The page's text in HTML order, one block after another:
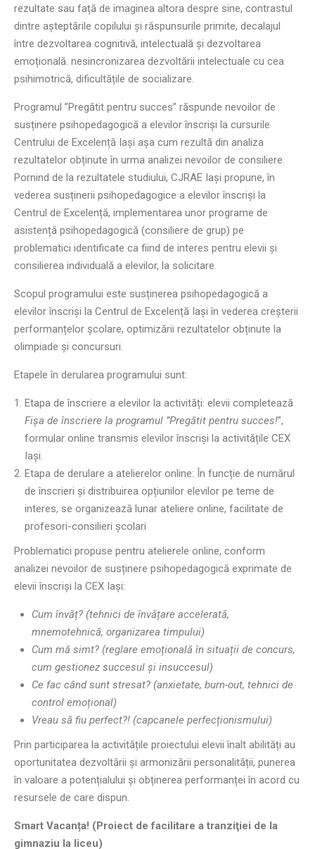
rezultate sau față de imaginea altora despre sine, contrastul
dintre așteptările copilului și răspunsurile primite, decalajul
între dezvoltarea cognitivă, intelectuală și dezvoltarea
emoțională. nesincronizarea dezvoltării intelectuale cu cea
psihimotrică, dificultățile de socializare.
Programul ”Pregătit pentru succes” răspunde nevoilor de
susținere psihopedagogică a elevilor înscriși la cursurile
Centrului de Excelență Iași așa cum rezultă din analiza
rezultatelor obținute în urma analizei nevoilor de consiliere.
Pornind de la rezultatele studiului, CJRAE Iași propune, în
vederea susținerii psihopedagogice a elevilor înscriși la
Centrul de Excelență, implementarea unor programe de
asistență psihopedagogică (consiliere de grup) pe
problematici identificate ca fiind de interes pentru elevii și
consilierea individuală a elevilor, la solicitare.
Scopul programului este susținerea psihopedagogică a
elevilor înscriși la Centrul de Excelență Iași în vederea creșterii
performanțelor școlare, optimizării rezultatelor obținute la
olimpiade și concursuri.
Etapele în derularea programului sunt:
Etapa de înscriere a elevilor la activități: elevii completează
Fișa de înscriere la programul ”Pregătit pentru succes!”,
formular online transmis elevilor înscriși la activitățile CEX
Iași.
Etapa de derulare a atelierelor online: În funcție de numărul
de înscrieri și distribuirea opțiunilor elevilor pe teme de
interes, se organizează lunar ateliere online, facilitate de
profesori-consilieri școlari
Problematici propuse pentru atelierele online, conform
analizei nevoilor de susținere psihopedagogică exprimate de
elevii înscriși la CEX Iași:
Cum învăț? (tehnici de învățare accelerată,
mnemotehnică, organizarea timpului)
Cum mă simt? (reglare emoțională în situații de concurs,
cum gestionez succesul și insuccesul)
Ce fac când sunt stresat? (anxietate, burn-out, tehnici de
control emoțional)
Vreau să fiu perfect?! (capcanele perfecționismului)
Prin participarea la activitățile proiectului elevii înalt abilități au
oportunitatea dezvoltării și armonizării personalității, punerea
în valoare a potențialului și obținerea performanței în acord cu
resursele de care dispun.
Smart Vacanța! (Proiect de facilitare a tranziţiei de la
gimnaziu la liceu)